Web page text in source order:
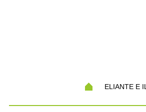
ELIANTE E